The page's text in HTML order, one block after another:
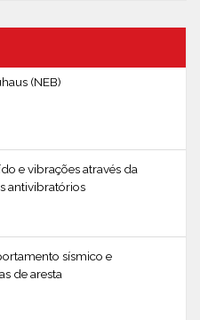
(NEB)
e vibrações através da
antivibratórios
sísmico e
de aresta